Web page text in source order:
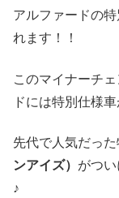
アルファードの
れます！！
このマイナーチ
ドには特別仕様
先代で人気だっ
ンアイズ） がつ
♪